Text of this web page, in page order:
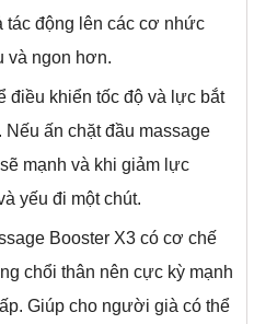
tác động lên các cơ nhức
và ngon hơn.
điều khiển tốc độ và lực bắt
ấn chặt đầu massage
mạnh và khi giảm lực
yếu đi một chút.
Booster X3 có cơ chế
chổi thân nên cực kỳ mạnh
Giúp cho người già có thể